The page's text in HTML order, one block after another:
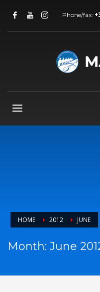
Phone/fax:
HOME 2012 JUNE
Month: June